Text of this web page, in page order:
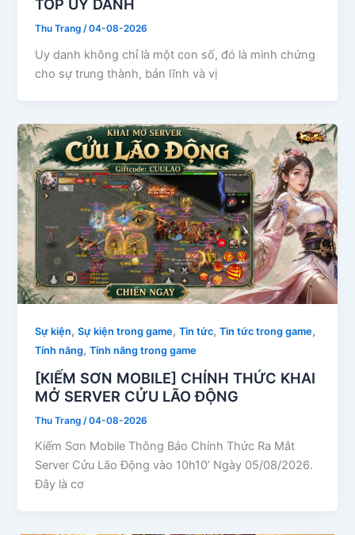
TOP UY DANH
Thu Trang/04-08-2026
Uy danh không chỉ là một con số, đó là minh chứng
cho sự trung thành, bản lĩnh và vị
Sự kiện,Sự kiện trong game,Tin tức,Tin tức trong game,
Tính năng,Tính năng trong game
[KIẾM SƠN MOBILE] CHÍNH THỨC KHAI
MỞ SERVER CỬU LÃO ĐỘNG
Thu Trang /04-08-2026
Kiếm Sơn Mobile Thông Báo Chính Thức Ra Mắt
Server Cửu Lão Động vào 10h10’ Ngày 05/08/2026.
Đây là cơ